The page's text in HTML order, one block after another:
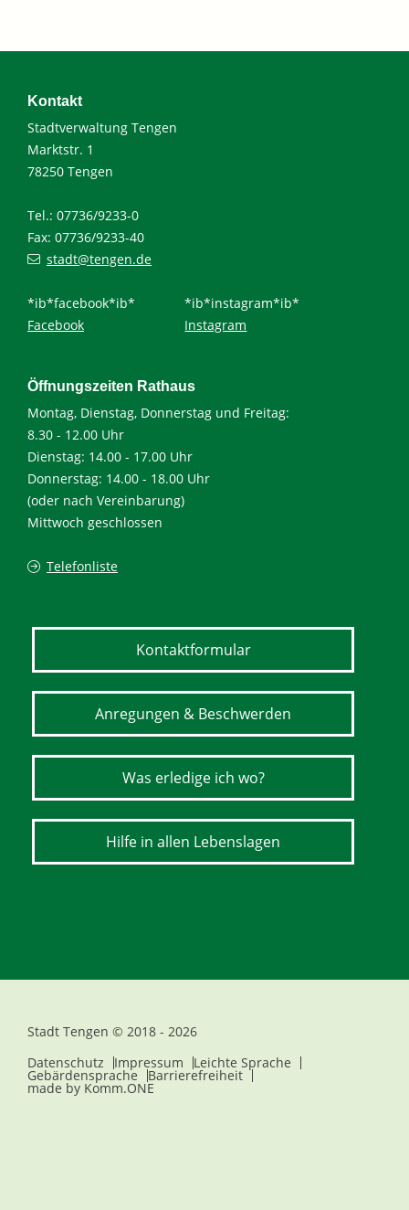
Kontakt
Stadtverwaltung Tengen
Marktstr. 1
78250 Tengen
Tel.: 07736/9233-0
Fax: 07736/9233-40
stadt@tengen.de
*ib*facebook*ib*
Facebook
*ib*instagram*ib*
Instagram
Öffnungszeiten Rathaus
Montag, Dienstag, Donnerstag und Freitag:
8.30 - 12.00 Uhr
Dienstag: 14.00 - 17.00 Uhr
Donnerstag: 14.00 - 18.00 Uhr
(oder nach Vereinbarung)
Mittwoch geschlossen
Telefonliste
Kontaktformular
Anregungen & Beschwerden
Was erledige ich wo?
Hilfe in allen Lebenslagen
Stadt Tengen © 2018 - 2026
Datenschutz
Impressum Leichte Sprache
Gebärdensprache Barrierefreiheit
made by Komm.ONE